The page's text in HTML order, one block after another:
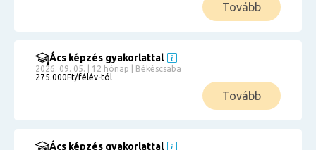
Tovább
Ács képzés gyakorlattal
2026. 09. 05. | 12 hónap | Békéscsaba
275.000Ft/félév-tól
Tovább
Ács képzés gyakorlattal